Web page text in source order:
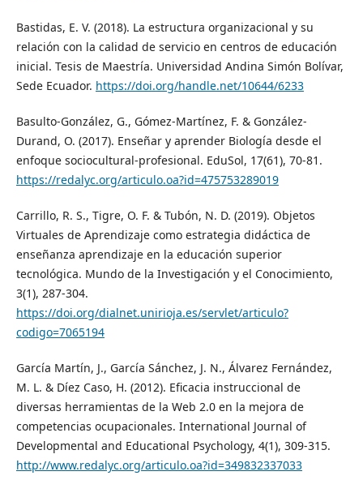
Bastidas, E. V. (2018). La estructura organizacional y su
relación con la calidad de servicio en centros de educación
inicial. Tesis de Maestría. Universidad Andina Simón Bolívar,
Sede Ecuador. https://doi.org/handle.net/10644/6233
Basulto-González, G., Gómez-Martínez, F. & González-
Durand, O. (2017). Enseñar y aprender Biología desde el
enfoque sociocultural-profesional. EduSol, 17(61), 70-81.
https://redalyc.org/articulo.oa?id=475753289019
Carrillo, R. S., Tigre, O. F. & Tubón, N. D. (2019). Objetos
Virtuales de Aprendizaje como estrategia didáctica de
enseñanza aprendizaje en la educación superior
tecnológica. Mundo de la Investigación y el Conocimiento,
3(1), 287-304.
https://doi.org/dialnet.unirioja.es/servlet/articulo?
codigo=7065194
García Martín, J., García Sánchez, J. N., Álvarez Fernández,
M. L. & Díez Caso, H. (2012). Eficacia instruccional de
diversas herramientas de la Web 2.0 en la mejora de
competencias ocupacionales. International Journal of
Developmental and Educational Psychology, 4(1), 309-315.
http://www.redalyc.org/articulo.oa?id=349832337033